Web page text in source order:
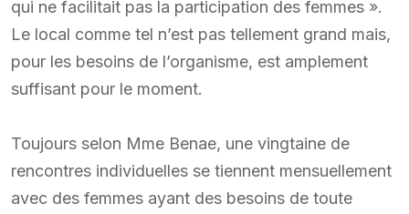
qui ne facilitait pas la participation des femmes ».
Le local comme tel n’est pas tellement grand mais,
pour les besoins de l’organisme, est amplement
suffisant pour le moment.
Toujours selon Mme Benae, une vingtaine de
rencontres individuelles se tiennent mensuellement
avec des femmes ayant des besoins de toute